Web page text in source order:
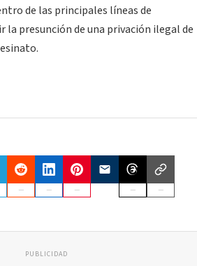
de las principales líneas de
la presunción de una privación ilegal de
PUBLICIDAD